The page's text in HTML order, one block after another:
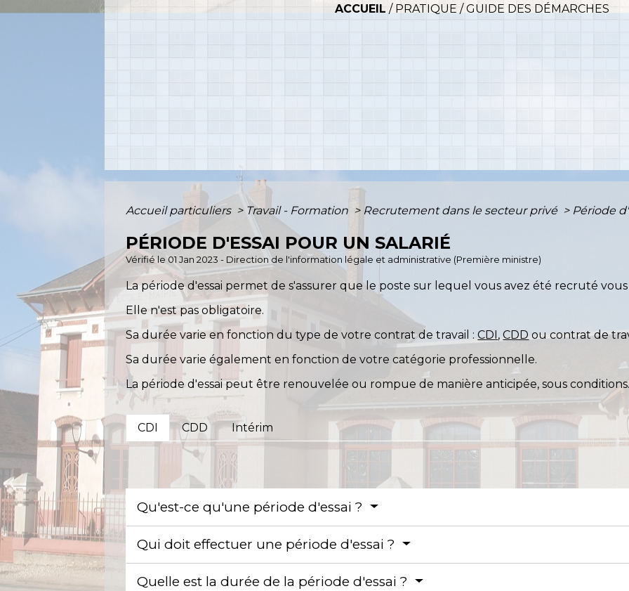
ACCUEIL / PRATIQUE /GUIDE DES DÉMARCHES
Accueil particuliers > Travail - Formation > Recrutement dans le secteur privé > Période
PÉRIODE D'ESSAI POUR UN SALARIÉ
Vérifié le 01 Jan 2023 - Direction de l'information légale et administrative (Première ministre)
La période d'essai permet de s'assurer que le poste sur lequel vous avez été recruté
Elle n'est pas obligatoire.
Sa durée varie en fonction du type de votre contrat de travail :CDI,CDD ou contrat de
Sa durée varie également en fonction de votre catégorie professionnelle.
La période d'essai peut être renouvelée ou rompue de manière anticipée, sous conditions.
CDI CDD Intérim
Qu'est-ce qu'une période d'essai ?
Qui doit effectuer une période d'essai ?
Quelle est la durée de la période d'essai ?